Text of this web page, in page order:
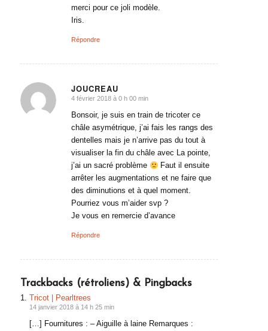
merci pour ce joli modèle.
Iris.
Répondre
JOUCREAU
dit
:
4 février 2018 à 0 h 00 min
Bonsoir, je suis en train de tricoter ce
châle asymétrique, j’ai fais les rangs des
dentelles mais je n’arrive pas du tout à
visualiser la fin du châle avec La pointe,
j’ai un sacré problème
Faut il ensuite
arrêter les augmentations et ne faire que
des diminutions et à quel moment.
Pourriez vous m’aider svp ?
Je vous en remercie d’avance
Répondre
Trackbacks (rétroliens) & Pingbacks
Tricot | Pearltrees
14 janvier 2018 à 14 h 25 min
[…] Fournitures : – Aiguille à laine Remarques :